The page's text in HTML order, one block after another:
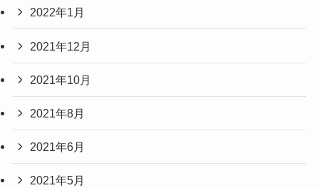
2022年1月
2021年12月
2021年10月
2021年8月
2021年6月
2021年5月